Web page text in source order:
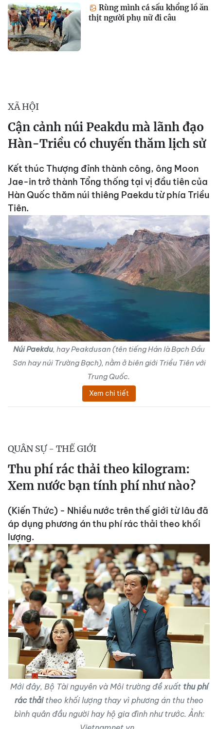
Rùng mình cá sấu khổng lồ ăn
thịt người phụ nữ đi câu
XÃ HỘI
Cận cảnh núi Peakdu mà lãnh đạo
Hàn-Triều có chuyến thăm lịch sử
Kết thúc Thượng đỉnh thành công, ông Moon
Jae-in trở thành Tổng thống tại vị đầu tiên của
Hàn Quốc thăm núi thiêng Paekdu từ phía Triều
Tiên.
Núi Paekdu, hay Peakdusan (tên tiếng Hán là Bạch Đầu
Sơn hay núi Trường Bạch), nằm ở biên giới Triều Tiên với
Trung Quốc.
Xem chi tiết
QUÂN SỰ - THẾ GIỚI
Thu phí rác thải theo kilogram:
Xem nước bạn tính phí như nào?
(Kiến Thức) - Nhiều nước trên thế giới từ lâu đã
áp dụng phương án thu phí rác thải theo khối
lượng.
Mới đây, Bộ Tài nguyên và Môi trường đề xuất thu phí
rác thải theo khối lượng thay vì phương án thu theo
bình quân đầu người hay hộ gia đình như trước. Ảnh: